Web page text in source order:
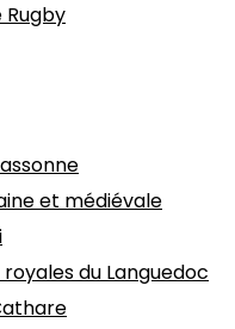
Rugby
et médiévale
du Languedoc